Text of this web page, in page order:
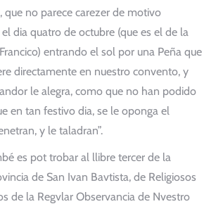
que no parece carezer de motivo
dia quatro de octubre (que es el de la
entrando el sol por una Peña que
directamente en nuestro convento, y
le alegra, como que no han podido
en tan festivo dia, se le oponga el
y le taladran”.
es pot trobar al llibre tercer de la
de San Ivan Bavtista, de Religiosos
de la Regvlar Observancia de Nvestro